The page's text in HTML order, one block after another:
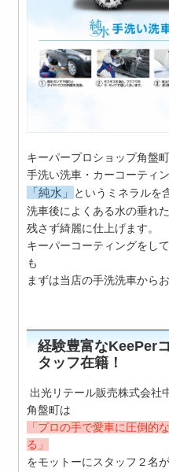
キーパープロショップ角盤
手洗い洗車・カーコーティン
「純水」
というミネラルを
洗車後によくある水の垂れ
残さず綺麗に仕上げます。
キーパーコーティングをし
も
まずは当店の手洗洗車から
経験豊富なKeePer
タッフ在籍！
出光リテール販売株式会社
角盤町は
「プロの手で愛車に圧倒的
る」
をモットーにスタッフ２名